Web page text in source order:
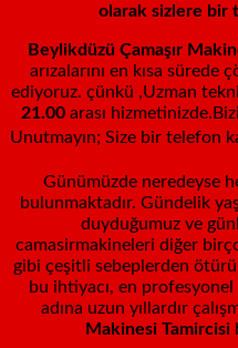
olarak sizlere bir
Beylikdüzü Çamaşır
arızalarını en kısa sürede
ediyoruz. çünkü ,Uzman
21.00 arası
Unutmayın; Size bir telefon
Günümüzde neredeyse
bulunmaktadır. Gündelik
duyduğumuz ve
camasirmakineleri diğer
gibi çeşitli sebeplerden
bu ihtiyacı, en
adına uzun yıllardır
Makinesi Tamircisi